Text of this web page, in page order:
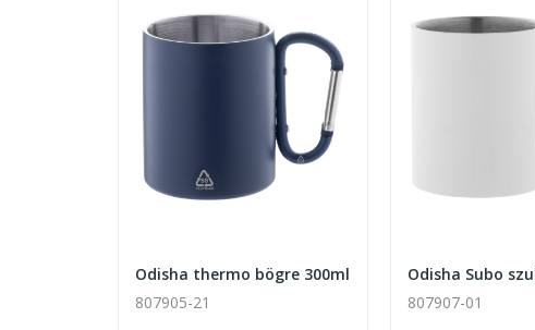
Odisha thermo bögre 300ml
807905-21
807907-01